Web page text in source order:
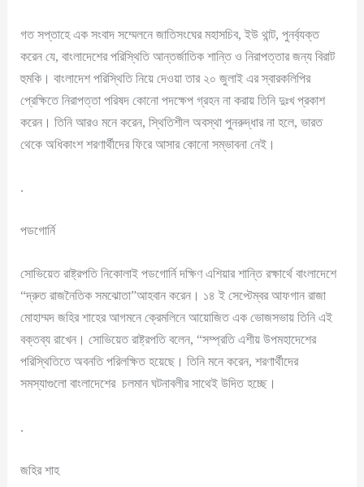
গত সপ্তাহে এক সংবাদ সম্মেলনে জাতিসংঘের মহাসচিব, ইউ থান্ট, পুনর্ব্যক্ত
করেন যে, বাংলাদেশের পরিস্থিতি আন্তর্জাতিক শান্তি ও নিরাপত্তার জন্য বিরাট
হুমকি। বাংলাদেশ পরিস্থিতি নিয়ে দেওয়া তার ২০ জুলাই এর স্বারকলিপির
প্রেক্ষিতে নিরাপত্তা পরিষদ কোনো পদক্ষেপ গ্রহন না করায় তিনি দুঃখ প্রকাশ
করেন। তিনি আরও মনে করেন, স্থিতিশীল অবস্থা পুনরুদ্ধার না হলে, ভারত
থেকে অধিকাংশ শরণার্থীদের ফিরে আসার কোনো সম্ভাবনা নেই।
.
পডগোর্নি
সোভিয়েত রাষ্ট্রপতি নিকোলাই পডগোর্নি দক্ষিণ এশিয়ার শান্তি রক্ষার্থে বাংলাদেশে
“দ্রুত রাজনৈতিক সমঝোতা”আহবান করেন। ১৪ ই সেপ্টেম্বর আফগান রাজা
মোহাম্মদ জহির শাহের আগমনে ক্রেমলিনে আয়োজিত এক ভোজসভায় তিনি এই
বক্তব্য রাখেন। সোভিয়েত রাষ্ট্রপতি বলেন, “সম্প্রতি এশীয় উপমহাদেশের
পরিস্থিতিতে অবনতি পরিলক্ষিত হয়েছে। তিনি মনে করেন, শরণার্থীদের
সমস্যাগুলো বাংলাদেশের চলমান ঘটনাবলীর সাথেই উদিত হচ্ছে।
.
জহির শাহ